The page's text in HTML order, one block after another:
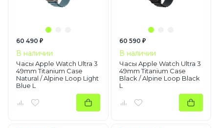
60 490 ₽
В наличии
Часы Apple Watch Ultra 3
49mm Titanium Case
Natural / Alpine Loop Light
Blue L
60 590 ₽
В наличии
Часы Apple Watch Ultra 3
49mm Titanium Case
Black / Alpine Loop Black
L